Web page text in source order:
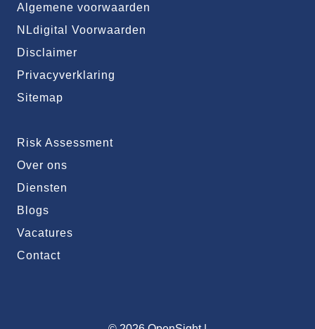
Algemene voorwaarden
NLdigital Voorwaarden
Disclaimer
Privacyverklaring
Sitemap
Risk Assessment
Over ons
Diensten
Blogs
Vacatures
Contact